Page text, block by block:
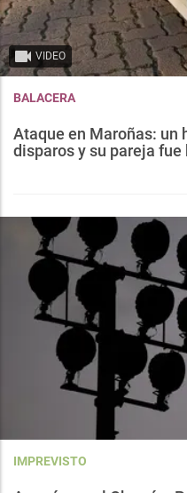
VIDEO
BALACERA
Ataque en Maroñas: un
disparos y su pareja
IMPREVISTO